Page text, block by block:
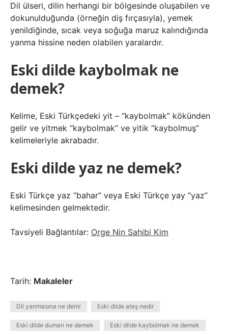
Dil ülseri, dilin herhangi bir bölgesinde oluşabilen ve
dokunulduğunda (örneğin diş fırçasıyla), yemek
yenildiğinde, sıcak veya soğuğa maruz kalındığında
yanma hissine neden olabilen yaralardır.
Eski dilde kaybolmak ne
demek?
Kelime, Eski Türkçedeki yit – “kaybolmak” kökünden
gelir ve yitmek “kaybolmak” ve yitik “kaybolmuş”
kelimeleriyle akrabadır.
Eski dilde yaz ne demek?
Eski Türkçe yaz “bahar” veya Eski Türkçe yay “yaz”
kelimesinden gelmektedir.
Tavsiyeli Bağlantılar: Orge Nin Sahibi Kim
Tarih: Makaleler
Dil yanmasına ne denir Eski dilde ateş nedir
Eski dilde duman ne demek Eski dilde kaybolmak ne demek